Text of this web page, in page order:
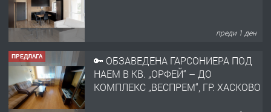
преди 1 ден
ПРЕДЛАГА
🔑 ОБЗАВЕДЕНА ГАРСОНИЕРА ПОД
НАЕМ В КВ. „ОРФЕЙ“ – ДО
КОМПЛЕКС „ВЕСПРЕМ“, ГР. ХАСКОВО